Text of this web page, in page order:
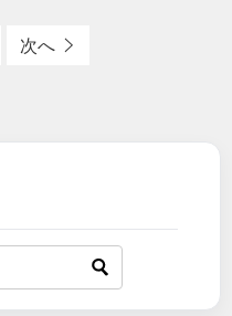
次へ